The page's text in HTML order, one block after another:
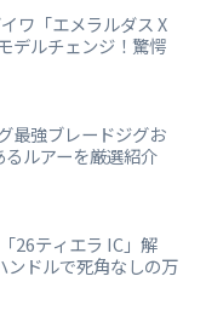
ワ「エメラルダス X
デルチェンジ！驚愕
最強ブレードジグお
ルアーを厳選紹介
26ティエラ IC」解
ドルで死角なしの万